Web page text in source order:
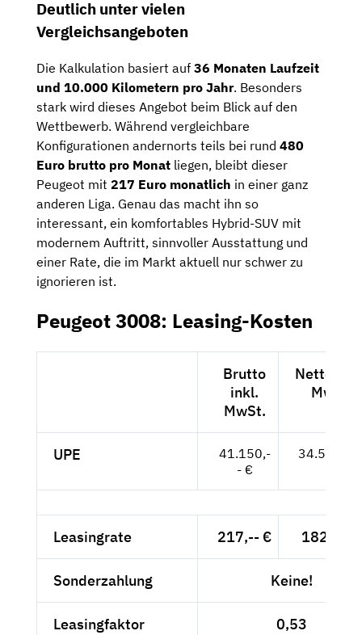
Deutlich unter vielen
Vergleichsangeboten
Die Kalkulation basiert auf 36 Monaten Laufzeit
und 10.000 Kilometern pro Jahr. Besonders
stark wird dieses Angebot beim Blick auf den
Wettbewerb. Während vergleichbare
Konfigurationen andernorts teils bei rund 480
Euro brutto pro Monat liegen, bleibt dieser
Peugeot mit 217 Euro monatlich in einer ganz
anderen Liga. Genau das macht ihn so
interessant, ein komfortables Hybrid-SUV mit
modernem Auftritt, sinnvoller Ausstattung und
einer Rate, die im Markt aktuell nur schwer zu
ignorieren ist.
Peugeot 3008: Leasing-Kosten
Brutto
inkl.
MwSt.
Netto
MwSt.
UPE
41.150,-
- €
34.580,--
Leasingrate 217,-- € 182,35 €
Sonderzahlung Keine!
Leasingfaktor 0,53